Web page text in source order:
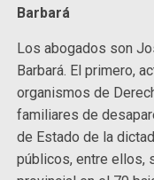
Barbará
Los abogados son
Barbará. El primero,
organismos de
familiares de
de Estado de la
públicos, entre ellos,